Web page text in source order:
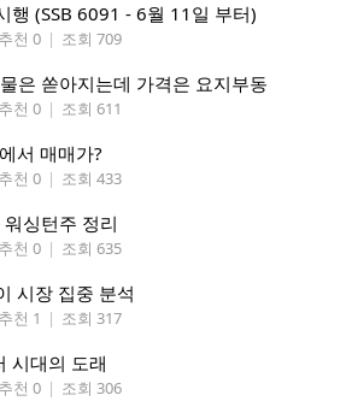
행 (SSB 6091 - 6월 11일 부터)
추천 0 | 조회 709
은 쏟아지는데 가격은 요지부동
추천 0 | 조회 611
서 매매가?
추천 0 | 조회 433
싱턴주 정리
추천 0 | 조회 635
시장 집중 분석
추천 1 | 조회 317
시대의 도래
추천 0 | 조회 306